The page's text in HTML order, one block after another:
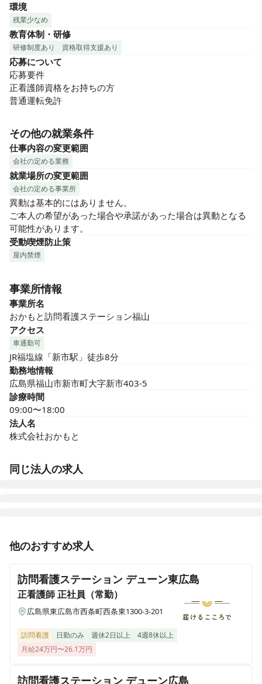
環境
残業少なめ
教育体制・研修
研修制度あり 資格取得支援あり
応募について
応募要件
正看護師資格をお持ちの方
普通運転免許
その他の就業条件
仕事内容の変更範囲
会社の定める業務
就業場所の変更範囲
会社の定める事業所
異動は基本的にはありません。
ご本人の希望があった場合や承諾があった場合は異動となる
可能性があります。
受動喫煙防止策
屋内禁煙
事業所情報
事業所名
おかもと訪問看護ステーション福山
アクセス
車通勤可
JR福塩線「新市駅」徒歩8分
勤務地情報
広島県福山市新市町大字新市403-5
診療時間
09:00〜18:00
法人名
株式会社おかもと
同じ法人の求人
京都府京田辺市田辺中央6丁目7-1サンフローライタ101号
おかもと訪問看護ステーション東淀川
大阪府大阪市東淀川区菅原四丁目4-40 村上ビル201号室
おかもと訪問看護ステーション相模原りあん
神奈川県相模原市南区相模台四丁目9-21 チューリップハウスROOM2
大阪府寝屋川市池田旭町24-22 サンライズ柴田103号
他のおすすめ求人
訪問看護ステーション デューン東広島
正看護師正社員（常勤）
広島県東広島市西条町西条東1300-3-201
訪問看護 日勤のみ 週休2日以上
4週8休以上
月給24万円〜26.1万円
訪問看護ステーション デューン広島